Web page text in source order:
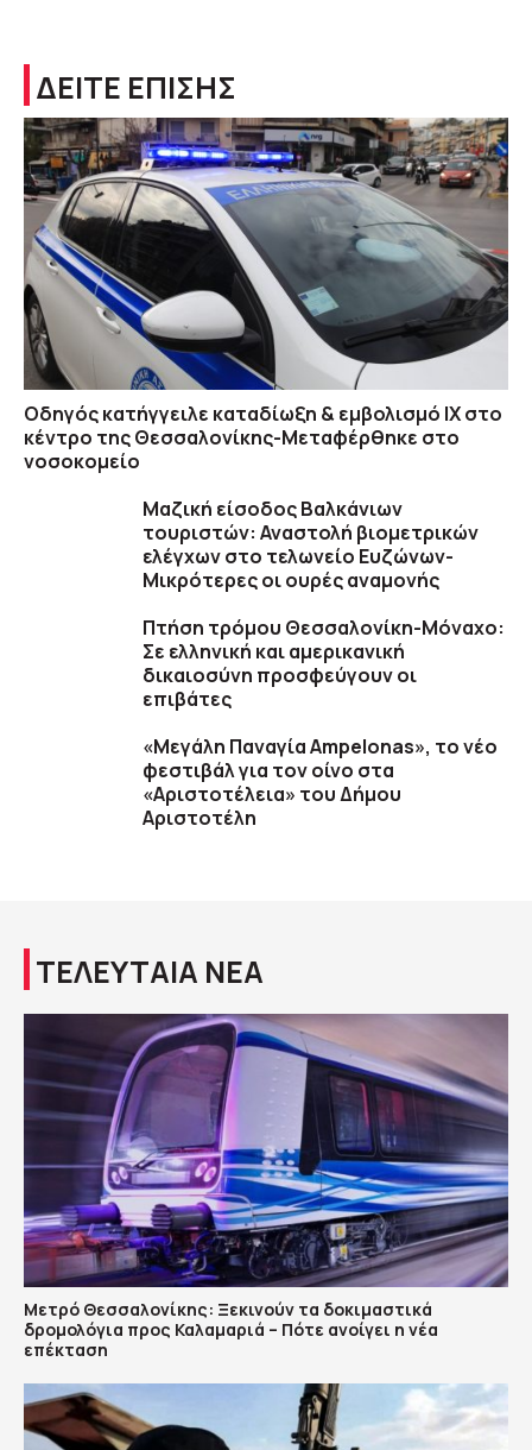
ΔΕΙΤΕ ΕΠΙΣΗΣ
Οδηγός κατήγγειλε καταδίωξη & εμβολισμό ΙΧ στο
κέντρο της Θεσσαλονίκης-Μεταφέρθηκε στο
νοσοκομείο
Μαζική είσοδος Βαλκάνιων
τουριστών: Αναστολή βιομετρικών
ελέγχων στο τελωνείο Ευζώνων-
Μικρότερες οι ουρές αναμονής
Πτήση τρόμου Θεσσαλονίκη-Μόναχο:
Σε ελληνική και αμερικανική
δικαιοσύνη προσφεύγουν οι
επιβάτες
«Μεγάλη Παναγία Ampelonas», το νέο
φεστιβάλ για τον οίνο στα
«Αριστοτέλεια» του Δήμου
Αριστοτέλη
ΤΕΛΕΥΤΑΙΑ ΝΕΑ
Μετρό Θεσσαλονίκης: Ξεκινούν τα δοκιμαστικά
δρομολόγια προς Καλαμαριά – Πότε ανοίγει η νέα
επέκταση